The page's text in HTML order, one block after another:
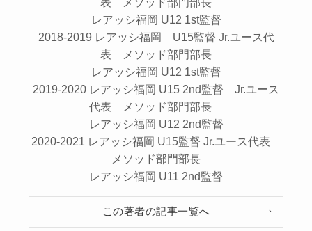
レアッシ福岡 U12 1st監督
2018-2019 レアッシ福岡 U15監督 Jr.ユース代
表 メソッド部門部長
レアッシ福岡 U12 1st監督
2019-2020 レアッシ福岡 U15 2nd監督 Jr.ユース
代表 メソッド部門部長
レアッシ福岡 U12 2nd監督
2020-2021 レアッシ福岡 U15監督 Jr.ユース代表
メソッド部門部長
レアッシ福岡 U11 2nd監督
この著者の記事一覧へ